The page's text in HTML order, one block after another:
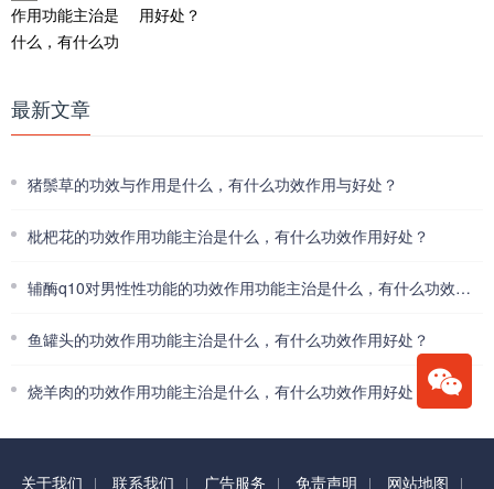
用好处？
最新文章
猪鬃草的功效与作用是什么，有什么功效作用与好处？
枇杷花的功效作用功能主治是什么，有什么功效作用好处？
辅酶q10对男性性功能的功效作用功能主治是什么，有什么功效作用好处？
鱼罐头的功效作用功能主治是什么，有什么功效作用好处？
烧羊肉的功效作用功能主治是什么，有什么功效作用好处？
关于我们 联系我们 广告服务 免责声明 网站地图